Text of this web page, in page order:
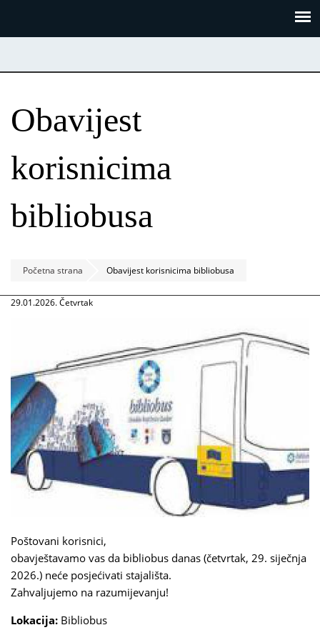
Obavijest
korisnicima
bibliobusa
Početna strana Obavijest korisnicima bibliobusa
29.01.2026. Četvrtak
Poštovani korisnici,
obavještavamo vas da bibliobus danas (četvrtak, 29. siječnja
2026.) neće posjećivati stajališta.
Zahvaljujemo na razumijevanju!
Lokacija: Bibliobus